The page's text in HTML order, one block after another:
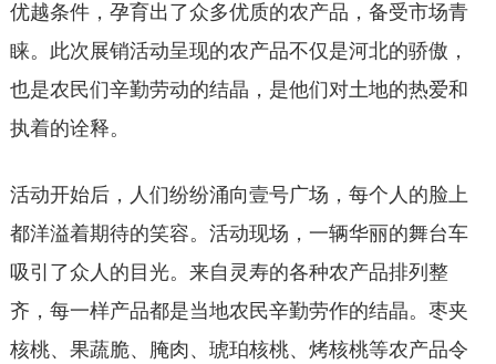
优越条件，孕育出了众多优质的农产品，备受市场青
睐。此次展销活动呈现的农产品不仅是河北的骄傲，
也是农民们辛勤劳动的结晶，是他们对土地的热爱和
执着的诠释。
活动开始后，人们纷纷涌向壹号广场，每个人的脸上
都洋溢着期待的笑容。活动现场，一辆华丽的舞台车
吸引了众人的目光。来自灵寿的各种农产品排列整
齐，每一样产品都是当地农民辛勤劳作的结晶。枣夹
核桃、果蔬脆、腌肉、琥珀核桃、烤核桃等农产品令